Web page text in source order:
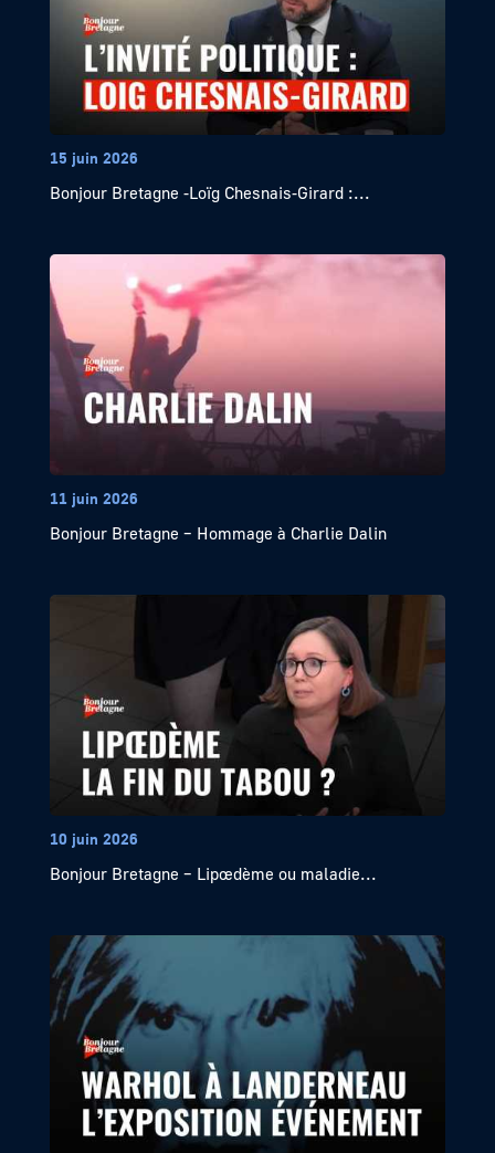
15 juin 2026
Bonjour Bretagne -Loïg Chesnais-Girard :...
11 juin 2026
Bonjour Bretagne – Hommage à Charlie Dalin
10 juin 2026
Bonjour Bretagne – Lipœdème ou maladie...